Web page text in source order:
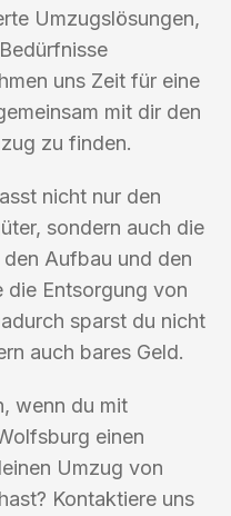
Umzugslösungen,
uns Zeit für eine
mit dir den
zu finden.
nicht nur den
sondern auch die
Aufbau und den
Entsorgung von
sparst du nicht
auch bares Geld.
wenn du mit
einen
Umzug von
Kontaktiere uns